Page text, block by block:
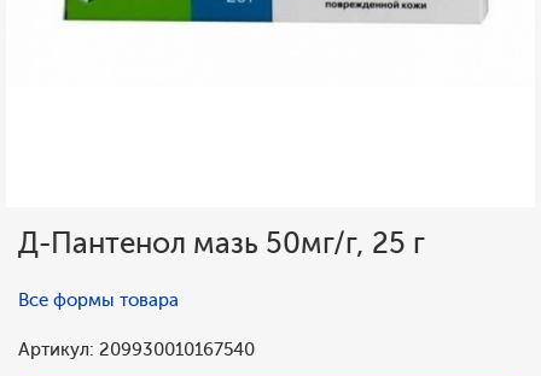
Д-Пантенол мазь 50мг/г, 25 г
Все формы товара
Артикул: 209930010167540